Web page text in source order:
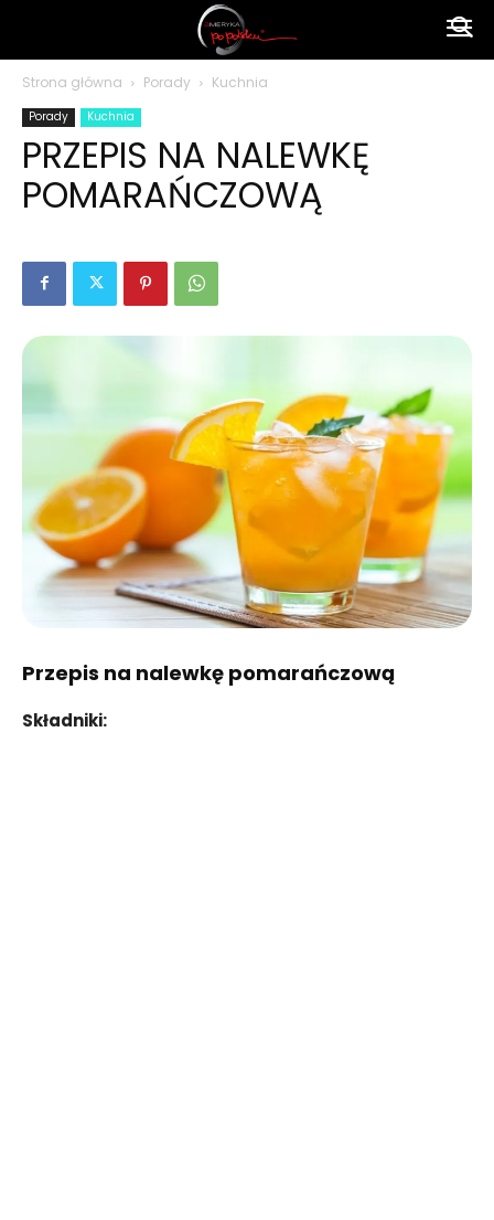
Strona główna Porady Kuchnia
Porady Kuchnia
PRZEPIS NA NALEWKĘ
POMARAŃCZOWĄ
Przepis na nalewkę pomarańczową
Składniki: